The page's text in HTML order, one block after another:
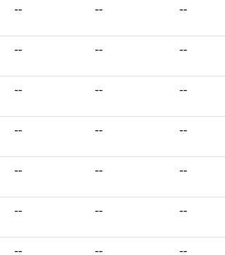
-- -- --
-- -- --
-- -- --
-- -- --
-- -- --
-- -- --
-- -- --